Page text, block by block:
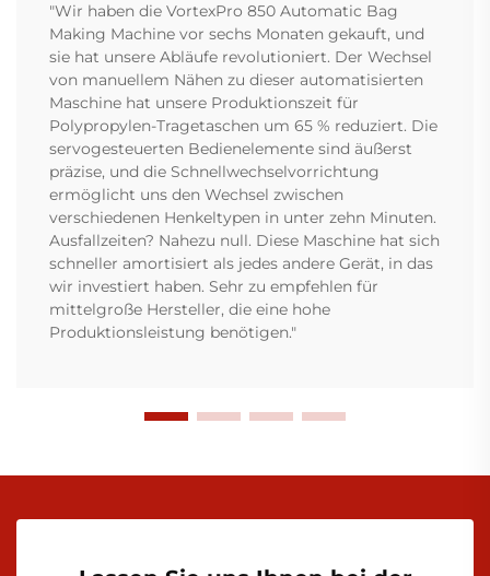
"Wir haben die VortexPro 850 Automatic Bag
Making Machine vor sechs Monaten gekauft, und
sie hat unsere Abläufe revolutioniert. Der Wechsel
von manuellem Nähen zu dieser automatisierten
Maschine hat unsere Produktionszeit für
Polypropylen-Tragetaschen um 65 % reduziert. Die
servogesteuerten Bedienelemente sind äußerst
präzise, und die Schnellwechselvorrichtung
ermöglicht uns den Wechsel zwischen
verschiedenen Henkeltypen in unter zehn Minuten.
Ausfallzeiten? Nahezu null. Diese Maschine hat sich
schneller amortisiert als jedes andere Gerät, in das
wir investiert haben. Sehr zu empfehlen für
mittelgroße Hersteller, die eine hohe
Produktionsleistung benötigen."